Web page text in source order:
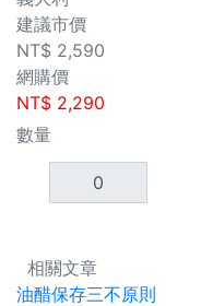
建議市價
NT$ 2,590
網購價
NT$ 2,290
數量
相關文章
油醋保存三不原則